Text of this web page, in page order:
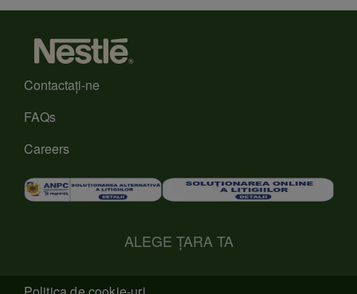
Contactaţi-ne
FAQs
Careers
ALEGE ȚARA TA